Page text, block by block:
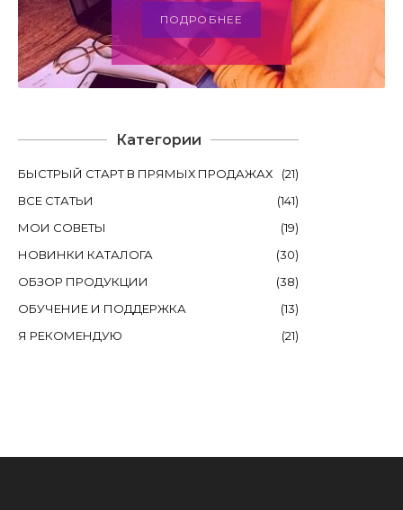
Категории
БЫСТРЫЙ СТАРТ В ПРЯМЫХ ПРОДАЖАХ (21)
ВСЕ СТАТЬИ
(141)
МОИ СОВЕТЫ
(19)
НОВИНКИ КАТАЛОГА
(30)
ОБЗОР ПРОДУКЦИИ
(38)
ОБУЧЕНИЕ И ПОДДЕРЖКА
(13)
Я РЕКОМЕНДУЮ
(21)
ПОДРОБНЕЕ